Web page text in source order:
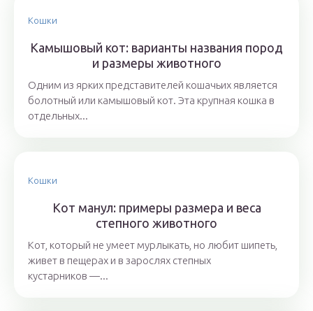
Кошки
Камышовый кот: варианты названия пород
и размеры животного
Одним из ярких представителей кошачьих является
болотный или камышовый кот. Эта крупная кошка в
отдельных...
Кошки
Кот манул: примеры размера и веса
степного животного
Кот, который не умеет мурлыкать, но любит шипеть,
живет в пещерах и в зарослях степных
кустарников —...